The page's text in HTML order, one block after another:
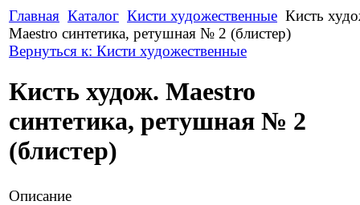
Главная Каталог Кисти художественные Кисть
Maestro синтетика, ретушная № 2 (блистер)
Вернуться к: Кисти художественные
Кисть худож. Maestro
синтетика, ретушная № 2
(блистер)
Описание